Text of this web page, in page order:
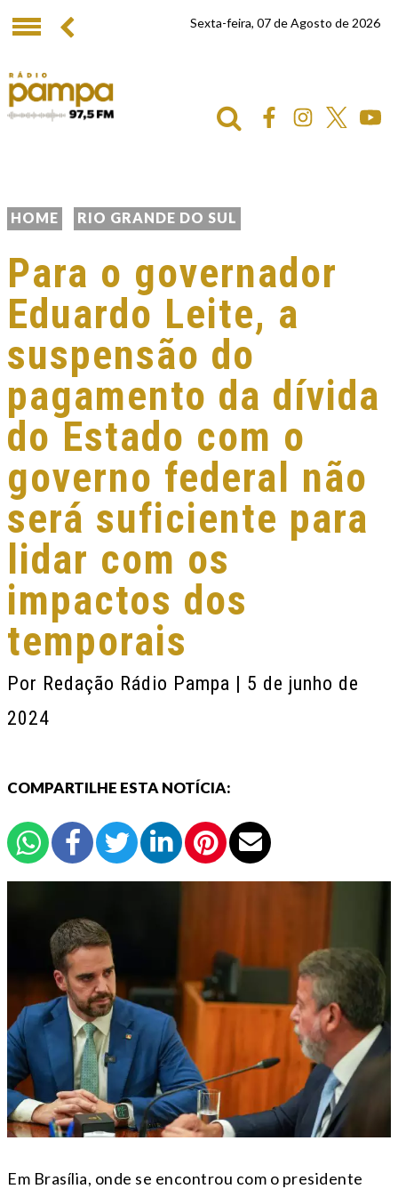
Sexta-feira, 07 de Agosto de 2026
HOME RIO GRANDE DO SUL
Para o governador
Eduardo Leite, a
suspensão do
pagamento da dívida
do Estado com o
governo federal não
será suficiente para
lidar com os
impactos dos
temporais
Por Redação Rádio Pampa | 5 de junho de
2024
COMPARTILHE ESTA NOTÍCIA:
Em Brasília, onde se encontrou com o presidente